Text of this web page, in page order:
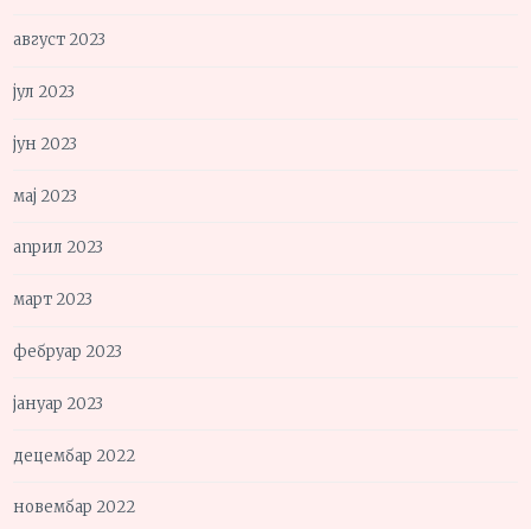
август 2023
јул 2023
јун 2023
мај 2023
април 2023
март 2023
фебруар 2023
јануар 2023
децембар 2022
новембар 2022